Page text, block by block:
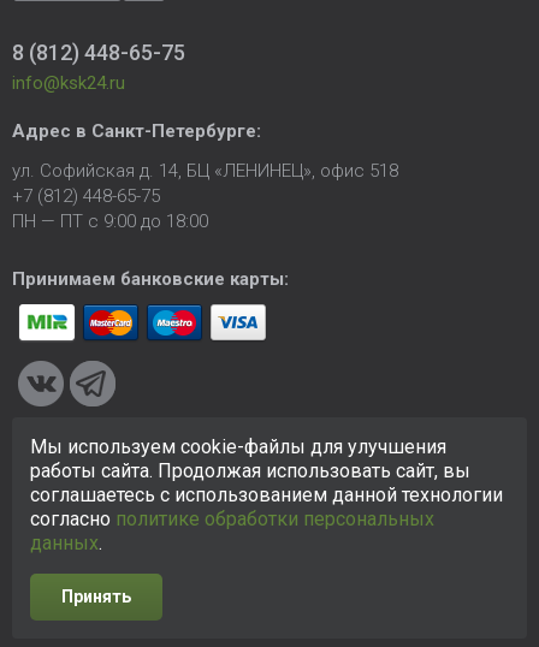
8 (812) 448-65-75
info@ksk24.ru
Адрес в Санкт-Петербурге:
ул. Софийская д. 14, БЦ «ЛЕНИНЕЦ», офис 518
+7 (812) 448-65-75
ПН — ПТ с 9:00 до 18:00
Принимаем банковские карты:
© 2005-2026 ООО «КСК». Сайтhttps://ksk24.ruсоздан
исключительно в информационных целях и любая информация
на сайте не является публичной офертой.Политика в
отношении персональных данных
Разработка сайта
Мы используем cookie-файлы для улучшения
работы сайта. Продолжая использовать сайт, вы
соглашаетесь с использованием данной технологии
согласно политике обработки персональных
данных.
Принять